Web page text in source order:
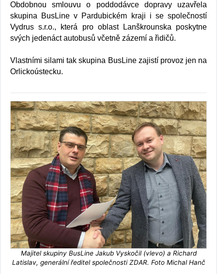
Obdobnou smlouvu o poddodávce dopravy uzavřela
skupina BusLine v Pardubickém kraji i se společností
Vydrus s.r.o., která pro oblast Lanškrounska poskytne
svých jedenáct autobusů včetně zázemí a řidičů.
Vlastními silami tak skupina BusLine zajistí provoz jen na
Orlickoústecku.
Majitel skupiny BusLine Jakub Vyskočil (vlevo) a Richard
Latislav, generální ředitel společnosti ZDAR. Foto Michal Hanč